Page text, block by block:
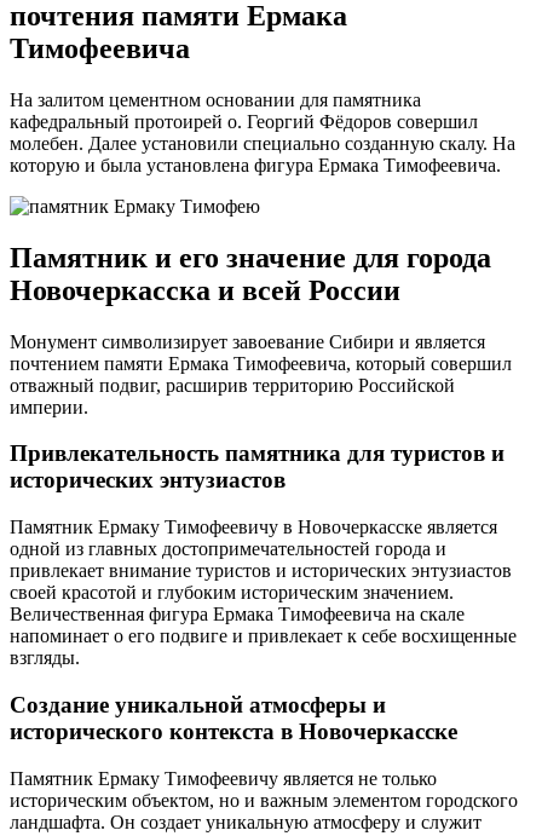
почтения памяти Ермака
Тимофеевича
На залитом цементном основании для памятника
кафедральный протоирей о. Георгий Фёдоров совершил
молебен. Далее установили специально созданную скалу. На
которую и была установлена фигура Ермака Тимофеевича.
Памятник и его значение для города
Новочеркасска и всей России
Монумент символизирует завоевание Сибири и является
почтением памяти Ермака Тимофеевича, который совершил
отважный подвиг, расширив территорию Российской
империи.
Привлекательность памятника для туристов и
исторических энтузиастов
Памятник Ермаку Тимофеевичу в Новочеркасске является
одной из главных достопримечательностей города и
привлекает внимание туристов и исторических энтузиастов
своей красотой и глубоким историческим значением.
Величественная фигура Ермака Тимофеевича на скале
напоминает о его подвиге и привлекает к себе восхищенные
взгляды.
Создание уникальной атмосферы и
исторического контекста в Новочеркасске
Памятник Ермаку Тимофеевичу является не только
историческим объектом, но и важным элементом городского
ландшафта. Он создает уникальную атмосферу и служит